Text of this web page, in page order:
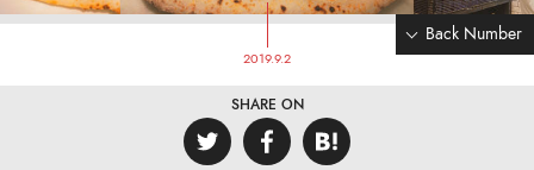
Back Number
2019.9.2
SHARE ON